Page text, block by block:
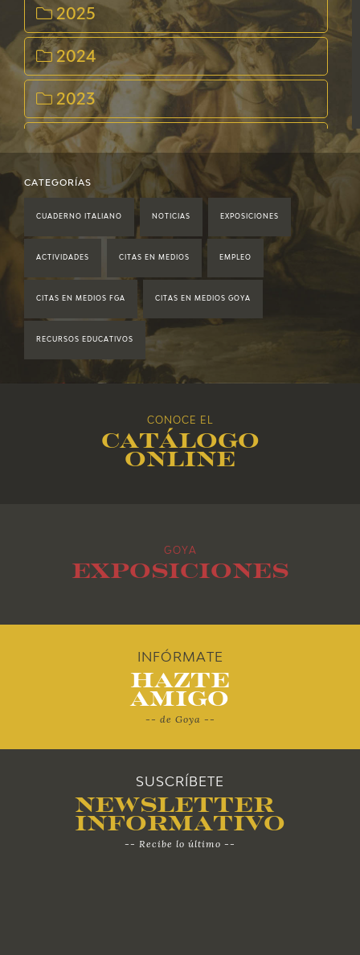
FICHAS ARASAAC
2025
2024
2023
2022
2021
2017
2012
CATEGORÍAS
CUADERNO ITALIANO NOTICIAS EXPOSICIONES
ACTIVIDADES CITAS EN MEDIOS EMPLEO
CITAS EN MEDIOS FGA CITAS EN MEDIOS GOYA
RECURSOS EDUCATIVOS
CONOCE EL
Catálogo
online
GOYA
Exposiciones
INFÓRMATE
Hazte
Amigo
-- de Goya --
SUSCRÍBETE
Newsletter
Informativo
-- Recibe lo último --